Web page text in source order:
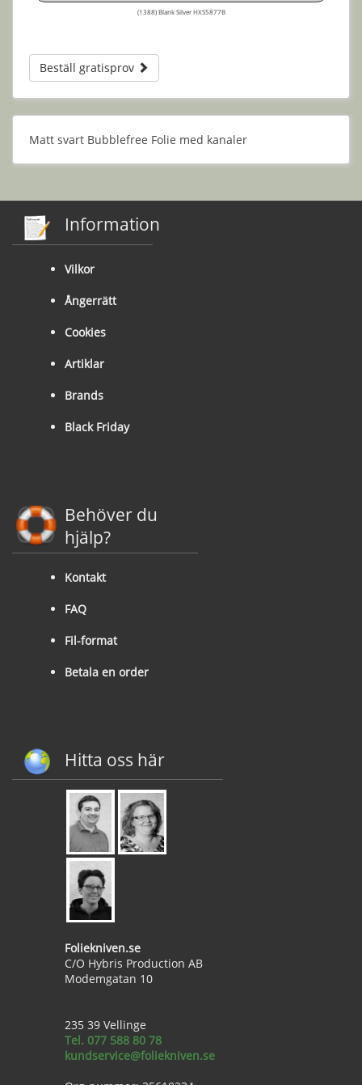
(1388) Blank Silver HXS5877B
Beställ gratisprov
Matt svart Bubblefree Folie med kanaler
Information
Vilkor
Ångerrätt
Cookies
Artiklar
Brands
Black Friday
Behöver du
hjälp?
Kontakt
FAQ
Fil-format
Betala en order
Hitta oss här
Foliekniven.se
C/O Hybris Production AB
Modemgatan 10
235 39 Vellinge
Tel. 077 588 80 78
kundservice@foliekniven.se